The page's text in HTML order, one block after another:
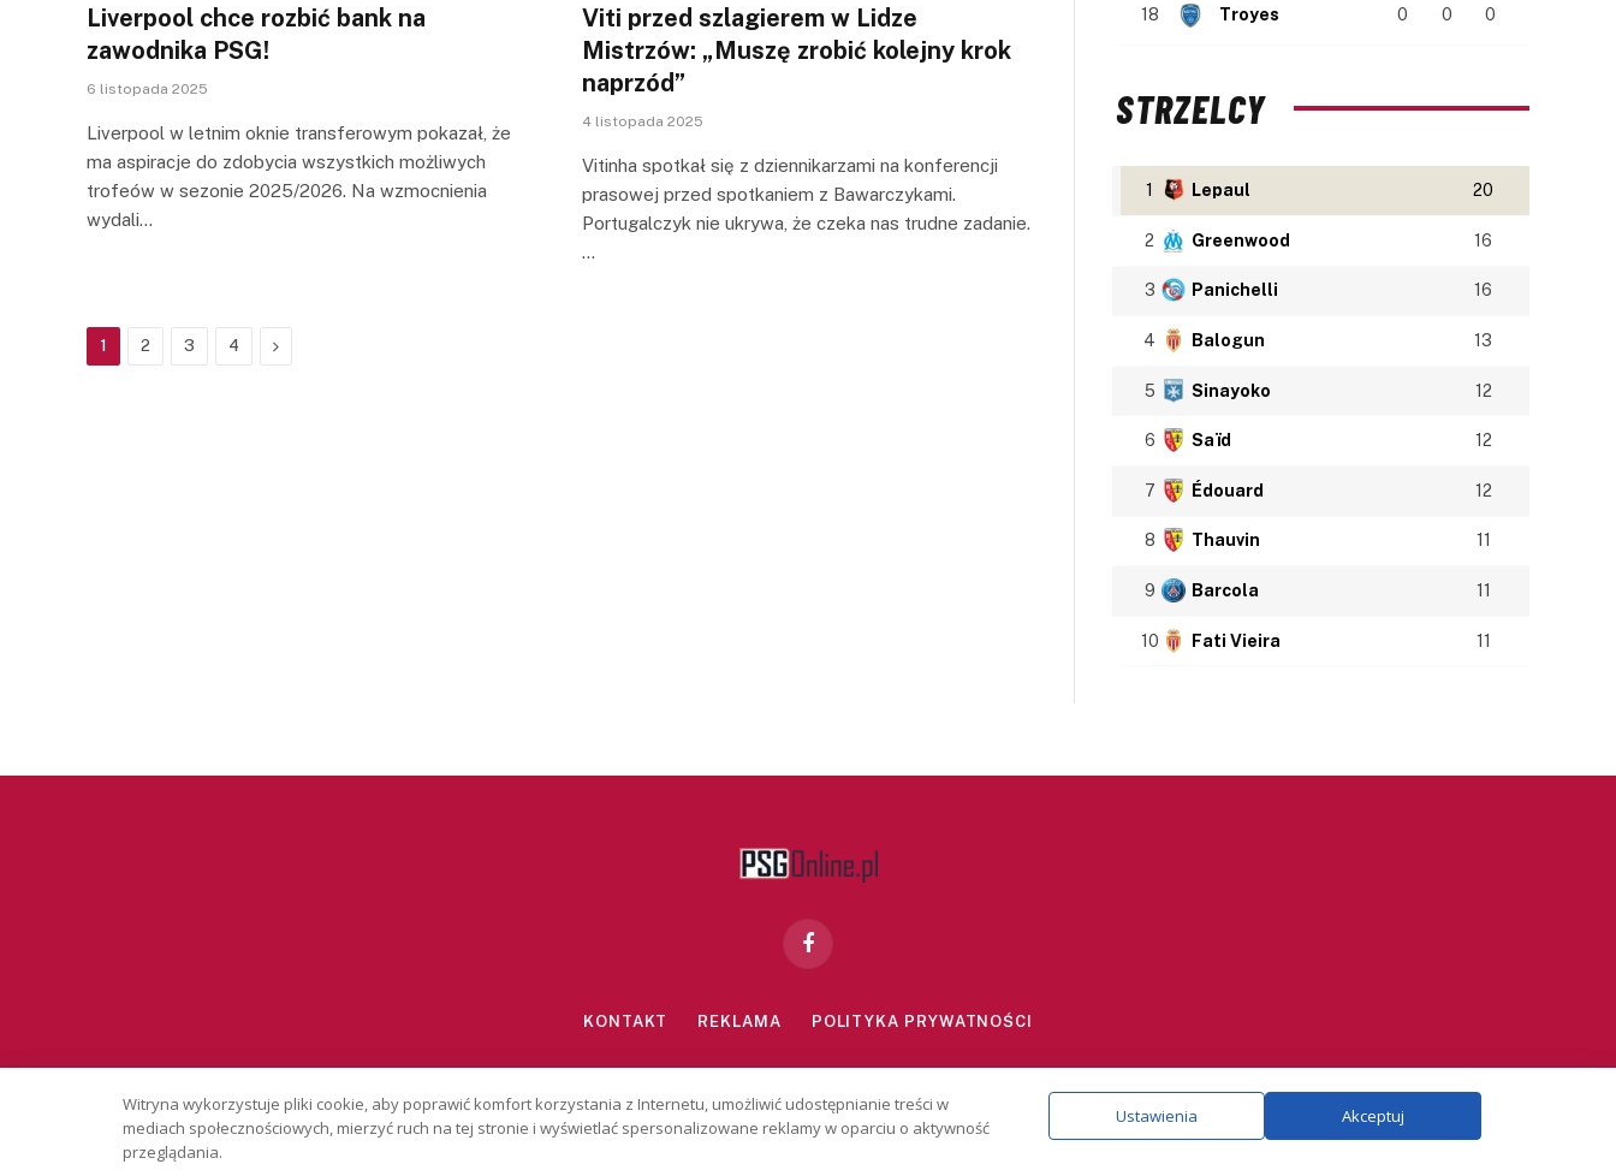
Liverpool chce rozbić bank na
zawodnika PSG!
6 listopada 2025
Liverpool w letnim oknie transferowym pokazał, że
ma aspiracje do zdobycia wszystkich możliwych
trofeów w sezonie 2025/2026. Na wzmocnienia
wydali…
Viti przed szlagierem w Lidze
Mistrzów: „Muszę zrobić kolejny krok
naprzód”
4 listopada 2025
Vitinha spotkał się z dziennikarzami na konferencji
prasowej przed spotkaniem z Bawarczykami.
Portugalczyk nie ukrywa, że czeka nas trudne zadanie.
…
1 2 3 4 Next
18 Troyes 0 0 0
STRZELCY
1 Lepaul 20
2 Greenwood 16
3 Panichelli 16
4 Balogun 13
5 Sinayoko 12
6 Saïd 12
7 Édouard 12
8 Thauvin 11
9 Barcola 11
10 Fati Vieira 11
Facebook
KONTAKT REKLAMA POLITYKA PRYWATNOŚCI
Copyright © 2026 PSGonline.pl
Witryna wykorzystuje pliki cookie, aby poprawić komfort korzystania z Internetu, umożliwić udostępnianie treści w
mediach społecznościowych, mierzyć ruch na tej stronie i wyświetlać spersonalizowane reklamy w oparciu o aktywność
przeglądania.
Ustawienia Akceptuj